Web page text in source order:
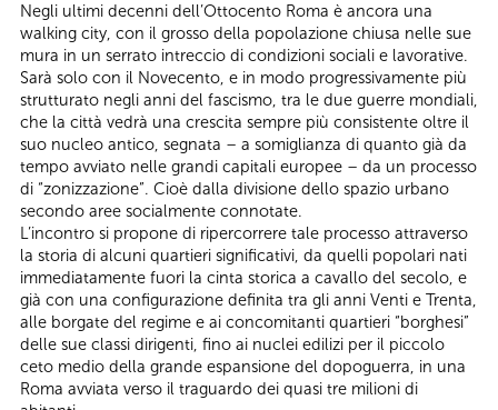
Negli ultimi decenni dell’Ottocento Roma è ancora una
walking city, con il grosso della popolazione chiusa nelle sue
mura in un serrato intreccio di condizioni sociali e lavorative.
Sarà solo con il Novecento, e in modo progressivamente più
strutturato negli anni del fascismo, tra le due guerre mondiali,
che la città vedrà una crescita sempre più consistente oltre il
suo nucleo antico, segnata – a somiglianza di quanto già da
tempo avviato nelle grandi capitali europee – da un processo
di “zonizzazione”. Cioè dalla divisione dello spazio urbano
secondo aree socialmente connotate.
L’incontro si propone di ripercorrere tale processo attraverso
la storia di alcuni quartieri significativi, da quelli popolari nati
immediatamente fuori la cinta storica a cavallo del secolo, e
già con una configurazione definita tra gli anni Venti e Trenta,
alle borgate del regime e ai concomitanti quartieri “borghesi”
delle sue classi dirigenti, fino ai nuclei edilizi per il piccolo
ceto medio della grande espansione del dopoguerra, in una
Roma avviata verso il traguardo dei quasi tre milioni di